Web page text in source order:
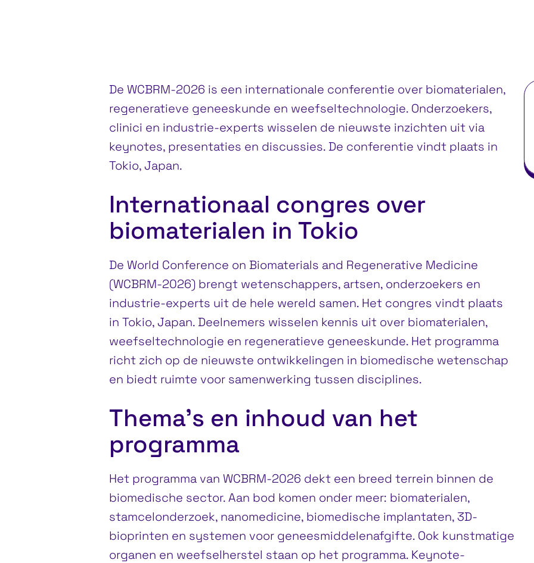
De WCBRM-2026 is een internationale conferentie over biomaterialen,
regeneratieve geneeskunde en weefseltechnologie. Onderzoekers,
clinici en industrie-experts wisselen de nieuwste inzichten uit via
keynotes, presentaties en discussies. De conferentie vindt plaats in
Tokio, Japan.
Internationaal congres over
biomaterialen in Tokio
De World Conference on Biomaterials and Regenerative Medicine
(WCBRM-2026) brengt wetenschappers, artsen, onderzoekers en
industrie-experts uit de hele wereld samen. Het congres vindt plaats
in Tokio, Japan. Deelnemers wisselen kennis uit over biomaterialen,
weefseltechnologie en regeneratieve geneeskunde. Het programma
richt zich op de nieuwste ontwikkelingen in biomedische wetenschap
en biedt ruimte voor samenwerking tussen disciplines.
Thema’s en inhoud van het
programma
Het programma van WCBRM-2026 dekt een breed terrein binnen de
biomedische sector. Aan bod komen onder meer: biomaterialen,
stamcelonderzoek, nanomedicine, biomedische implantaten, 3D-
bioprinten en systemen voor geneesmiddelenafgifte. Ook kunstmatige
organen en weefselherstel staan op het programma. Keynote-